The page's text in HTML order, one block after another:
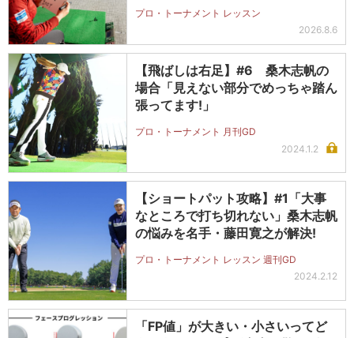
プロ・トーナメント レッスン
2026.8.6
【飛ばしは右足】#6 桑木志帆の
場合「見えない部分でめっちゃ踏ん
張ってます!」
プロ・トーナメント 月刊GD
2024.1.2
【ショートパット攻略】#1「大事
なところで打ち切れない」桑木志帆
の悩みを名手・藤田寛之が解決!
プロ・トーナメント レッスン 週刊GD
2024.2.12
「FP値」が大きい・小さいってど